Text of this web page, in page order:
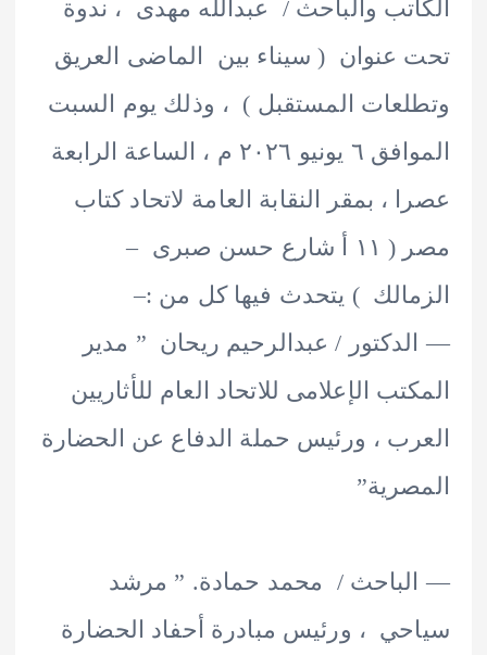
والباحث / عبدالله مهدى ، ندوة
عنوان ( سيناء بين الماضى العريق
المستقبل ) ، وذلك يوم السبت
الموافق ٦ يونيو ٢٠٢٦ م ، الساعة الرابعة
، بمقر النقابة العامة لاتحاد كتاب
مصر ( ١١ أ شارع حسن صبرى –
) يتحدث فيها كل من :–
/ عبدالرحيم ريحان ” مدير
الإعلامى للاتحاد العام للأثاريين
، ورئيس حملة الدفاع عن الحضارة
/ محمد حمادة. ” مرشد
، ورئيس مبادرة أحفاد الحضارة